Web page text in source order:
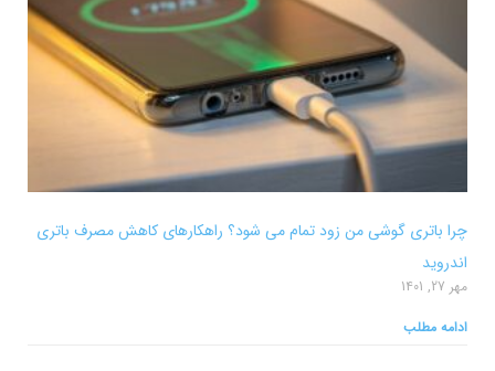
چرا باتری گوشی من زود تمام می شود؟ راهکارهای کاهش مصرف باتری
اندروید
مهر 27, 1401
ادامه مطلب